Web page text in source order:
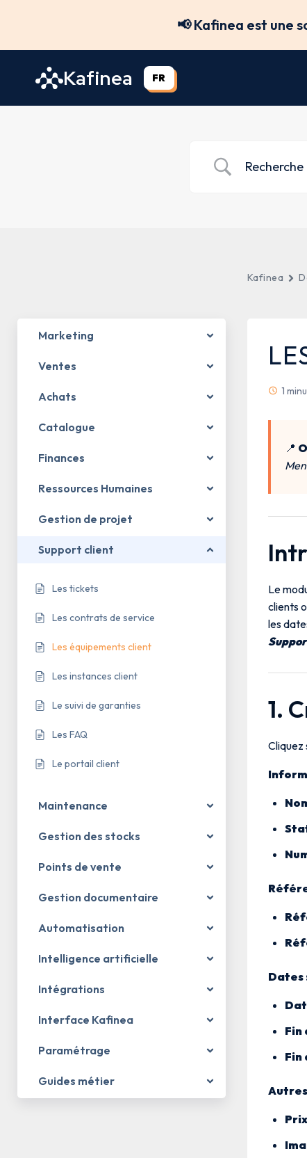
📢 Kafinea est une
Kafinea FR
Marketing
Ventes
Achats
Catalogue
Finances
Ressources Humaines
Gestion de projet
Support client
Les tickets
Les contrats de service
Les équipements client
Les instances client
Le suivi de garanties
Les FAQ
Le portail client
Maintenance
Gestion des stocks
Points de vente
Gestion documentaire
Automatisation
Intelligence artificielle
Intégrations
Interface Kafinea
Paramétrage
Guides métier
Kafinea
1
📍
Le
clients
les
1.
Cliquez
Dates
Fin
Fin